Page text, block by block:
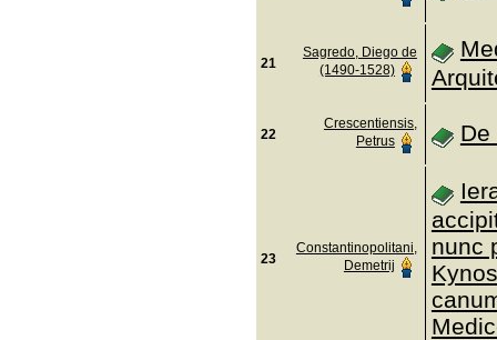
21
Sagredo, Diego de
(1490-1528)
22
Crescentiensis,
Petrus
De
23
Constantinopolitani,
Demetrij
nunc